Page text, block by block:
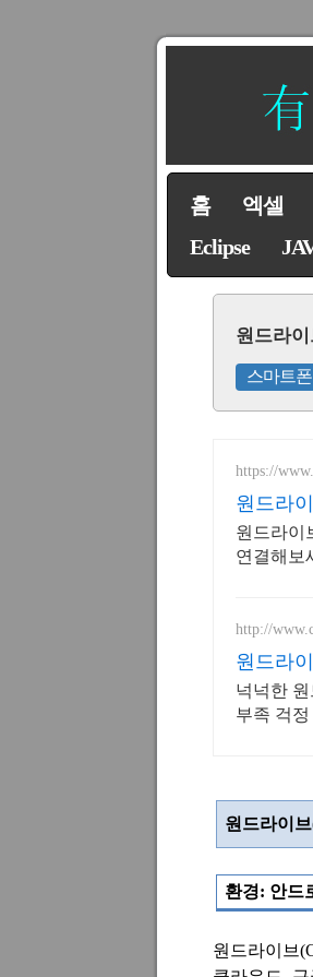
홈 엑셀
Eclipse
원드라
스마트폰
https://
원드라이
연결해보
http://
원드라
넉넉한
부족 걱
원드라이브
환경: 안드
원드라이브